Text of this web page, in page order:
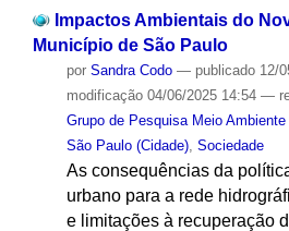
Impactos Ambientais do
Município de São Paulo
por Sandra Codo — publicado12/
modificação04/06/2025 14:54 —
Grupo de Pesquisa Meio
São Paulo (Cidade), Sociedade
As consequências da
urbano para a rede
e limitações à recuperação